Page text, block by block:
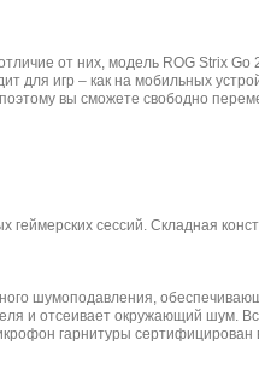
от них, модель ROG Strix Go
для игр – как на мобильных
вы сможете свободно
сессий. Складная
шумоподавления,
и отсеивает окружающий шум.
гарнитуры сертифицирован